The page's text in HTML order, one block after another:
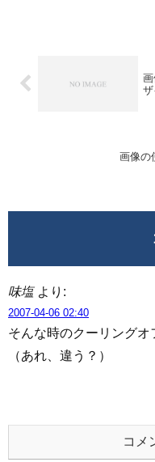
画像の
味塩 より:
2007-04-06 02:40
そんな時のクーリングオ
（あれ、違う？）
コメ